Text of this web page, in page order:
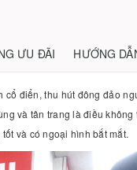
ƯU ĐÃI HƯỚNG
điển, thu hút đông đảo
và tân trang là điều
và có ngoại hình bắt mắt.